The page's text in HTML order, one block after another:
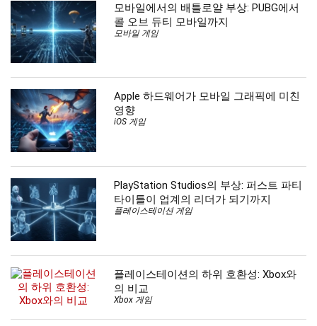
모바일에서의 배틀로얄 부상: PUBG에서
콜 오브 듀티 모바일까지
모바일 게임
Apple 하드웨어가 모바일 그래픽에 미친
영향
iOS 게임
PlayStation Studios의 부상: 퍼스트 파티
타이틀이 업계의 리더가 되기까지
플레이스테이션 게임
플레이스테이션의 하위 호환성: Xbox와
의 비교
Xbox 게임